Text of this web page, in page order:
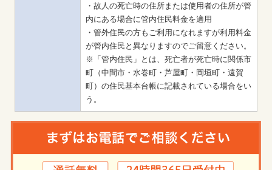
・故人の死亡時の住所または使用者の住所が管
内にある場合に管内住民料金を適用
・管外住民の方もご利用になれますが利用料金
が管内住民と異なりますのでご留意ください。
※「管内住民」とは、死亡者が死亡時に関係市
町（中間市・水巻町・芦屋町・岡垣町・遠賀
町）の住民基本台帳に記載されている場合をい
う。